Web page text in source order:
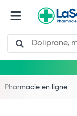
Search
Pharmacie en ligne